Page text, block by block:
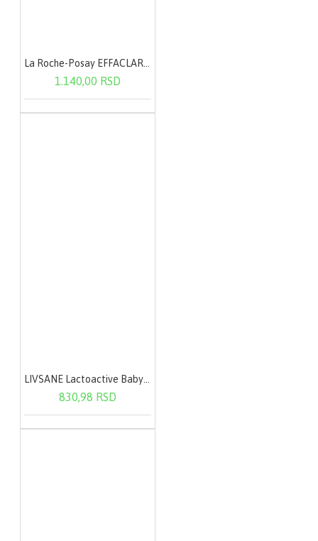
1.140,00 RSD
830,98 RSD